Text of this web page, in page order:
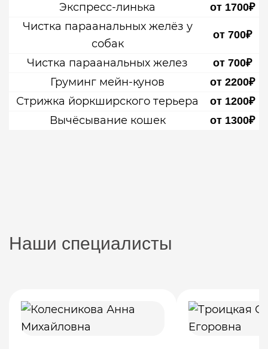
Экспресс-линька от 1700₽
Чистка параанальных желёз у
собак
от 700₽
Чистка параанальных желез от 700₽
Груминг мейн-кунов от 2200₽
Стрижка йоркширского терьера от 1200₽
Вычёсывание кошек от 1300₽
Наши специалисты